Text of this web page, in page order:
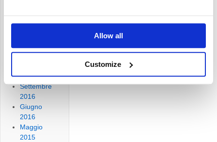
Allow all
Customize
2021
Marzo
2018
2018
Settembre
2016
Giugno
2016
Maggio
2015